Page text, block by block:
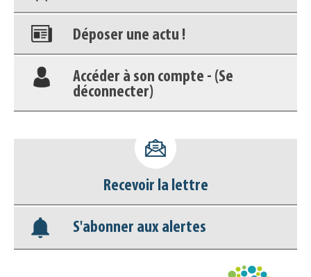
Déposer une actu !
Accéder à son compte - (Se
déconnecter)
Nos veilles Scoop.it
Appels à projets
Recevoir la lettre
S'abonner aux alertes